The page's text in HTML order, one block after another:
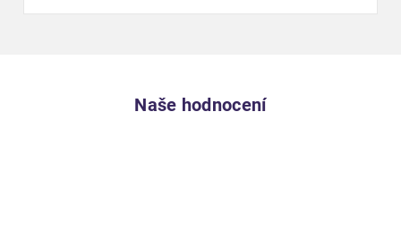
Naše hodnocení